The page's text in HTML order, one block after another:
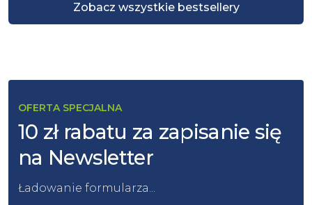
Zobacz wszystkie bestsellery
OFERTA SPECJALNA
10 zł rabatu za zapisanie się
na Newsletter
Ładowanie formularza...